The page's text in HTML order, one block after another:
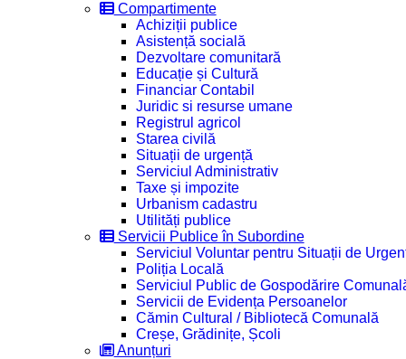
Compartimente
Achiziții publice
Asistență socială
Dezvoltare comunitară
Educație și Cultură
Financiar Contabil
Juridic si resurse umane
Registrul agricol
Starea civilă
Situații de urgență
Serviciul Administrativ
Taxe și impozite
Urbanism cadastru
Utilități publice
Servicii Publice în Subordine
Serviciul Voluntar pentru Situații de
Poliția Locală
Serviciul Public de Gospodărire
Servicii de Evidența Persoanelor
Cămin Cultural / Bibliotecă Comunală
Creșe, Grădinițe, Școli
Anunțuri